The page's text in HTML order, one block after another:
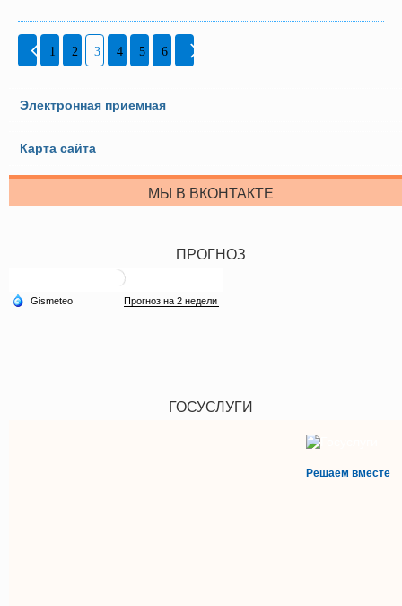
1 2 3 4 5 6
Электронная приемная
Карта сайта
МЫ В ВКОНТАКТЕ
ПРОГНОЗ
ГОСУСЛУГИ
Решаем вместе